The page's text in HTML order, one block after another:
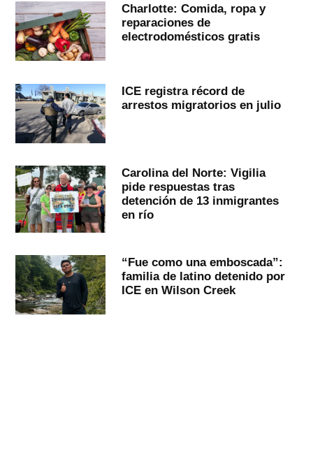
Charlotte: Comida, ropa y
reparaciones de
electrodomésticos gratis
ICE registra récord de
arrestos migratorios en julio
Carolina del Norte: Vigilia
pide respuestas tras
detención de 13 inmigrantes
en río
“Fue como una emboscada”:
familia de latino detenido por
ICE en Wilson Creek